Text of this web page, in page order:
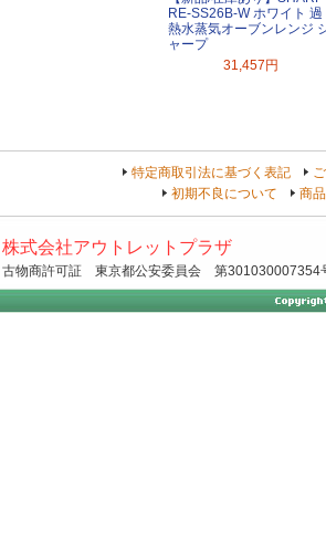
RE-SS26B-W ホワイト 過
熱水蒸気オーブンレンジ
ャープ
31,457円
特定商取引法に基づく表記
初期不良について
商
株式会社アウトレットプラザ
古物商許可証 東京都公安委員会 第301030007354